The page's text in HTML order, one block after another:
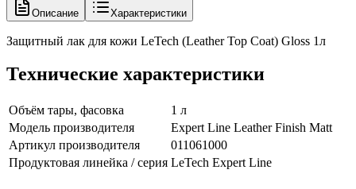
Описание Характеристики
Защитный лак для кожи LeTech (Leather Top Coat) Gloss 1л
Технические характеристики
Объём тары, фасовка
1 л
Модель производителя
Expert Line Leather Finish Matt
Артикул производителя
011061000
Продуктовая линейка / серия LeTech Expert Line